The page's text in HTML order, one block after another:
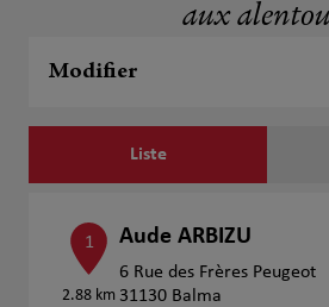
aux
Modifier
Liste
1
2.88 km
Aude ARBIZU
6 Rue des Frères Peugeot
31130 Balma